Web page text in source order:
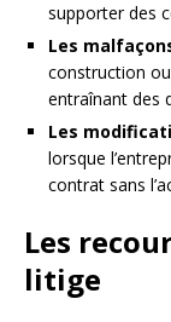
supporter des
Les
construction
entraînant des
Les
lorsque
contrat sans
Les
litige